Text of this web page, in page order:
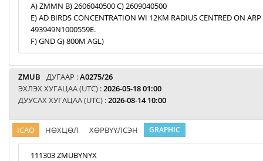
A) ZMMN B) 2606040500 C) 2609040500
E) AD BIRDS CONCENTRATION WI 12KM RADIUS CENTRED ON ARP
493949N1000559E.
F) GND G) 800M AGL)
ZMUB ДУГААР :A0275/26
ЭХЛЭХ ХУГАЦАА (UTC) :2026-05-18 01:00
ДУУСАХ ХУГАЦАА (UTC) :2026-08-14 10:00
ICAO НӨХЦӨЛ ХӨРВҮҮЛСЭН GRAPHIC
111303 ZMUBYNYX